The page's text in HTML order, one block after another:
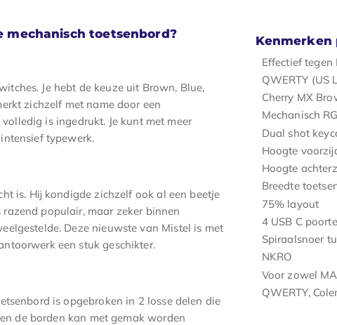
mechanisch toetsenbord?
Je hebt de keuze uit Brown, Blue,
zichzelf met name door een
is ingedrukt. Je kunt met meer
typewerk.
is. Hij kondigde zichzelf ook al een beetje
populair, maar zeker binnen
Deze nieuwste van Mistel is met
een stuk geschikter.
is opgebroken in 2 losse delen die
de borden kan met gemak worden
Kenmerken
Effectief tegen
QWERTY (US
Cherry MX
Mechanisch
Dual shot
Hoogte
Hoogte
Breedte
75% layout
4 USB C
Spiraalsnoer
NKRO
Voor zowel
QWERTY,